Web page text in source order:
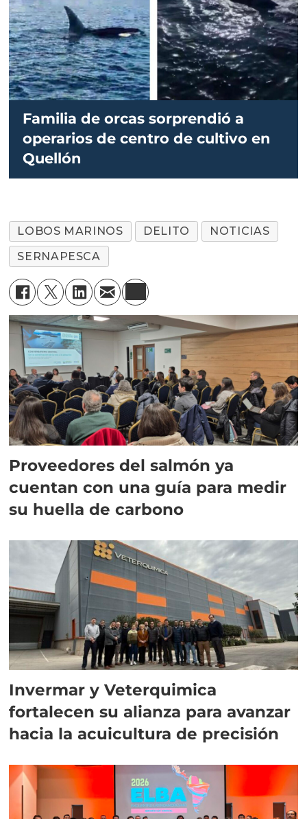
Familia de orcas sorprendió a
operarios de centro de cultivo en
Quellón
LOBOS MARINOS DELITO
NOTICIAS
SERNAPESCA
Proveedores del salmón ya
cuentan con una guía para medir
su huella de carbono
Invermar y Veterquimica
fortalecen su alianza para avanzar
hacia la acuicultura de precisión